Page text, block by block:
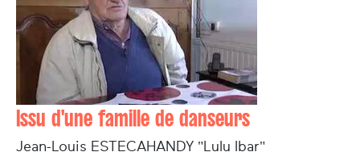
Issu d'une famille de danseurs
Jean-Louis ESTECAHANDY "Lulu Ibar"